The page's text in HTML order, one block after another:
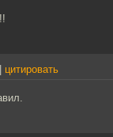
цитировать